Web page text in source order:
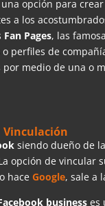
opción para
a los
Fan Pages, las
perfiles de
medio de una o
Vinculación
siendo dueño de
opción de vincular
hace Google, sale a
businesses